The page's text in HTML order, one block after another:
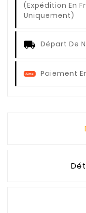
(expédition En
Uniquement)
Départ De
Paiement